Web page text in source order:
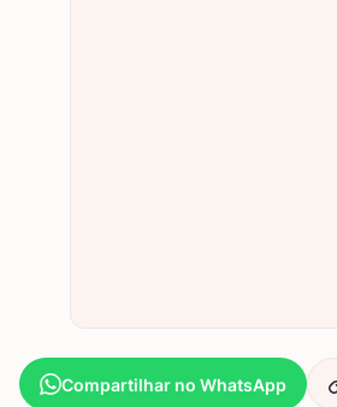
Compartilhar no WhatsApp